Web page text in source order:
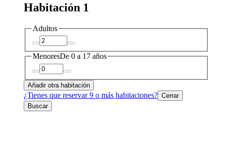
Habitación 1
Adultos
MenoresDe 0 a 17 años
Añadir otra habitación
¿Tienes que reservar 9 o más habitaciones? Cerrar
Buscar